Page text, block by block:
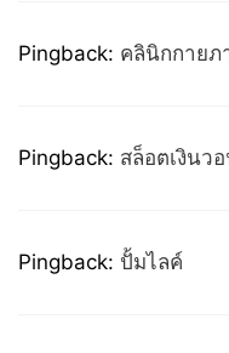
Pingback: คลินิกกายภ
Pingback: สล็อตเงินว
Pingback: ปั้มไลค์